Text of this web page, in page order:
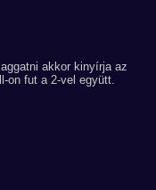
akkor kinyírja az
on fut a 2-vel együtt.